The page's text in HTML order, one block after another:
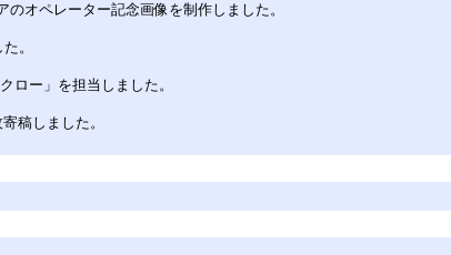
オペレーター記念画像を制作しました。
。
ロー」を担当しました。
稿しました。